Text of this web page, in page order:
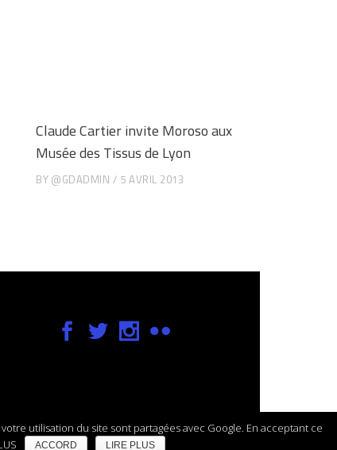
Claude Cartier invite Moroso aux
Musée des Tissus de Lyon
BY @GDADMIN 5 AVRIL 2013
utilisation du site sont partagées avec Google. En acceptant ce
ACCORD LIRE PLUS